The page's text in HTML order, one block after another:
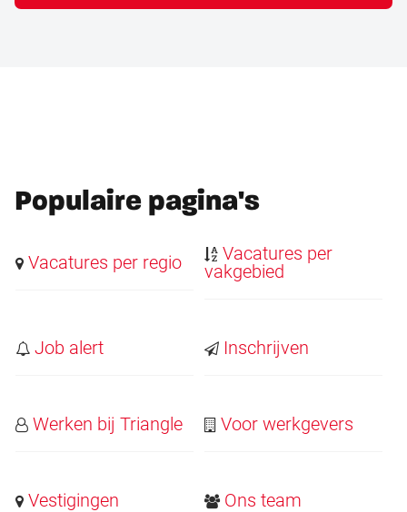
Populaire pagina's
Vacatures per regio
Vacatures per
vakgebied
Job alert Inschrijven
Werken bij Triangle Voor werkgevers
Vestigingen Ons team